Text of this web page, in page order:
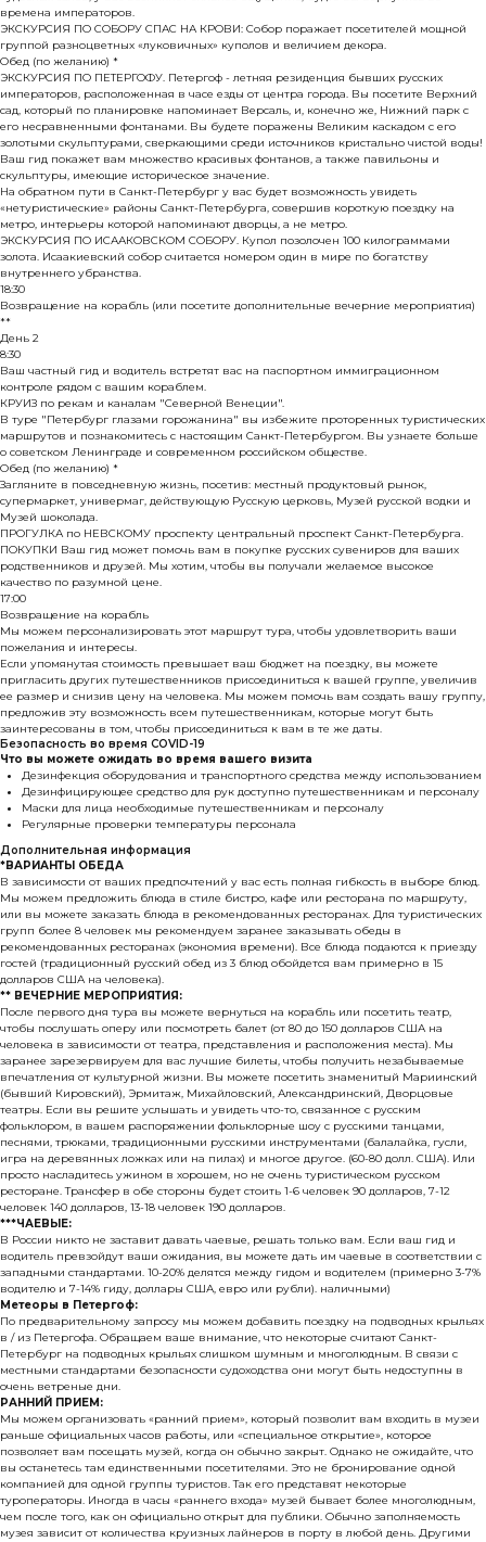
времена императоров.
ЭКСКУРСИЯ ПО СОБОРУ СПАС НА КРОВИ: Собор поражает посетителей мощной
группой разноцветных «луковичных» куполов и величием декора.
Обед (по желанию) *
ЭКСКУРСИЯ ПО ПЕТЕРГОФУ. Петергоф - летняя резиденция бывших русских
императоров, расположенная в часе езды от центра города. Вы посетите Верхний
сад, который по планировке напоминает Версаль, и, конечно же, Нижний парк с
его несравненными фонтанами. Вы будете поражены Великим каскадом с его
золотыми скульптурами, сверкающими среди источников кристально чистой воды!
Ваш гид покажет вам множество красивых фонтанов, а также павильоны и
скульптуры, имеющие историческое значение.
На обратном пути в Санкт-Петербург у вас будет возможность увидеть
«нетуристические» районы Санкт-Петербурга, совершив короткую поездку на
метро, интерьеры которой напоминают дворцы, а не метро.
ЭКСКУРСИЯ ПО ИСААКОВСКОМ СОБОРУ. Купол позолочен 100 килограммами
золота. Исаакиевский собор считается номером один в мире по богатству
внутреннего убранства.
18:30
Возвращение на корабль (или посетите дополнительные вечерние мероприятия)
**
День 2
8:30
Ваш частный гид и водитель встретят вас на паспортном иммиграционном
контроле рядом с вашим кораблем.
КРУИЗ по рекам и каналам "Северной Венеции".
В туре "Петербург глазами горожанина" вы избежите проторенных туристических
маршрутов и познакомитесь с настоящим Санкт-Петербургом. Вы узнаете больше
о советском Ленинграде и современном российском обществе.
Обед (по желанию) *
Загляните в повседневную жизнь, посетив: местный продуктовый рынок,
супермаркет, универмаг, действующую Русскую церковь, Музей русской водки и
Музей шоколада.
ПРОГУЛКА по НЕВСКОМУ проспекту центральный проспект Санкт-Петербурга.
ПОКУПКИ Ваш гид может помочь вам в покупке русских сувениров для ваших
родственников и друзей. Мы хотим, чтобы вы получали желаемое высокое
качество по разумной цене.
17:00
Возвращение на корабль
Мы можем персонализировать этот маршрут тура, чтобы удовлетворить ваши
пожелания и интересы.
Если упомянутая стоимость превышает ваш бюджет на поездку, вы можете
пригласить других путешественников присоединиться к вашей группе, увеличив
ее размер и снизив цену на человека. Мы можем помочь вам создать вашу группу,
предложив эту возможность всем путешественникам, которые могут быть
заинтересованы в том, чтобы присоединиться к вам в те же даты.
Безопасность во время COVID-19
Что вы можете ожидать во время вашего визита
Дезинфекция оборудования и транспортного средства между использованием
Дезинфицирующее средство для рук доступно путешественникам и персоналу
Маски для лица необходимые путешественникам и персоналу
Регулярные проверки температуры персонала
Дополнительная информация
*ВАРИАНТЫ ОБЕДА
В зависимости от ваших предпочтений у вас есть полная гибкость в выборе блюд.
Мы можем предложить блюда в стиле бистро, кафе или ресторана по маршруту,
или вы можете заказать блюда в рекомендованных ресторанах. Для туристических
групп более 8 человек мы рекомендуем заранее заказывать обеды в
рекомендованных ресторанах (экономия времени). Все блюда подаются к приезду
гостей (традиционный русский обед из 3 блюд обойдется вам примерно в 15
долларов США на человека).
** ВЕЧЕРНИЕ МЕРОПРИЯТИЯ:
После первого дня тура вы можете вернуться на корабль или посетить театр,
чтобы послушать оперу или посмотреть балет (от 80 до 150 долларов США на
человека в зависимости от театра, представления и расположения места). Мы
заранее зарезервируем для вас лучшие билеты, чтобы получить незабываемые
впечатления от культурной жизни. Вы можете посетить знаменитый Мариинский
(бывший Кировский), Эрмитаж, Михайловский, Александринский, Дворцовые
театры. Если вы решите услышать и увидеть что-то, связанное с русским
фольклором, в вашем распоряжении фольклорные шоу с русскими танцами,
песнями, трюками, традиционными русскими инструментами (балалайка, гусли,
игра на деревянных ложках или на пилах) и многое другое. (60-80 долл. США). Или
просто насладитесь ужином в хорошем, но не очень туристическом русском
ресторане. Трансфер в обе стороны будет стоить 1-6 человек 90 долларов, 7-12
человек 140 долларов, 13-18 человек 190 долларов.
***ЧАЕВЫЕ:
В России никто не заставит давать чаевые, решать только вам. Если ваш гид и
водитель превзойдут ваши ожидания, вы можете дать им чаевые в соответствии с
западными стандартами. 10-20% делятся между гидом и водителем (примерно 3-7%
водителю и 7-14% гиду, доллары США, евро или рубли). наличными)
Метеоры в Петергоф:
По предварительному запросу мы можем добавить поездку на подводных крыльях
в / из Петергофа. Обращаем ваше внимание, что некоторые считают Санкт-
Петербург на подводных крыльях слишком шумным и многолюдным. В связи с
местными стандартами безопасности судоходства они могут быть недоступны в
очень ветреные дни.
РАННИЙ ПРИЕМ:
Мы можем организовать «ранний прием», который позволит вам входить в музеи
раньше официальных часов работы, или «специальное открытие», которое
позволяет вам посещать музей, когда он обычно закрыт. Однако не ожидайте, что
вы останетесь там единственными посетителями. Это не бронирование одной
компанией для одной группы туристов. Так его представят некоторые
туроператоры. Иногда в часы «раннего входа» музей бывает более многолюдным,
чем после того, как он официально открыт для публики. Обычно заполняемость
музея зависит от количества круизных лайнеров в порту в любой день. Другими